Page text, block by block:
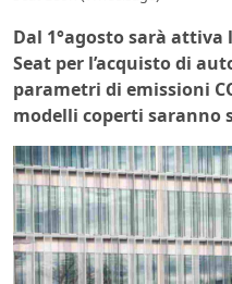
Dal 1°agosto sarà
Seat per l’acquisto di
parametri di emissioni
modelli coperti saranno